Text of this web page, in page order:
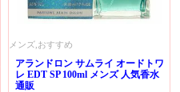
メンズ,おすすめ
アランドロン サムライ オードトワ
レ EDT SP 100ml メンズ 人気香水
通販